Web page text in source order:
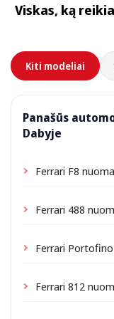
priklausomai nuo
pristatymo
Viskas, ką
Kiti modeliai
Panašūs
Dabyje
Ferrari F8
Ferrari 488
Ferrari
Ferrari 812